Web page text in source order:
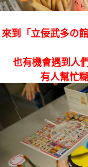
來到「立佞武多の
也有機會遇到人
有人幫忙